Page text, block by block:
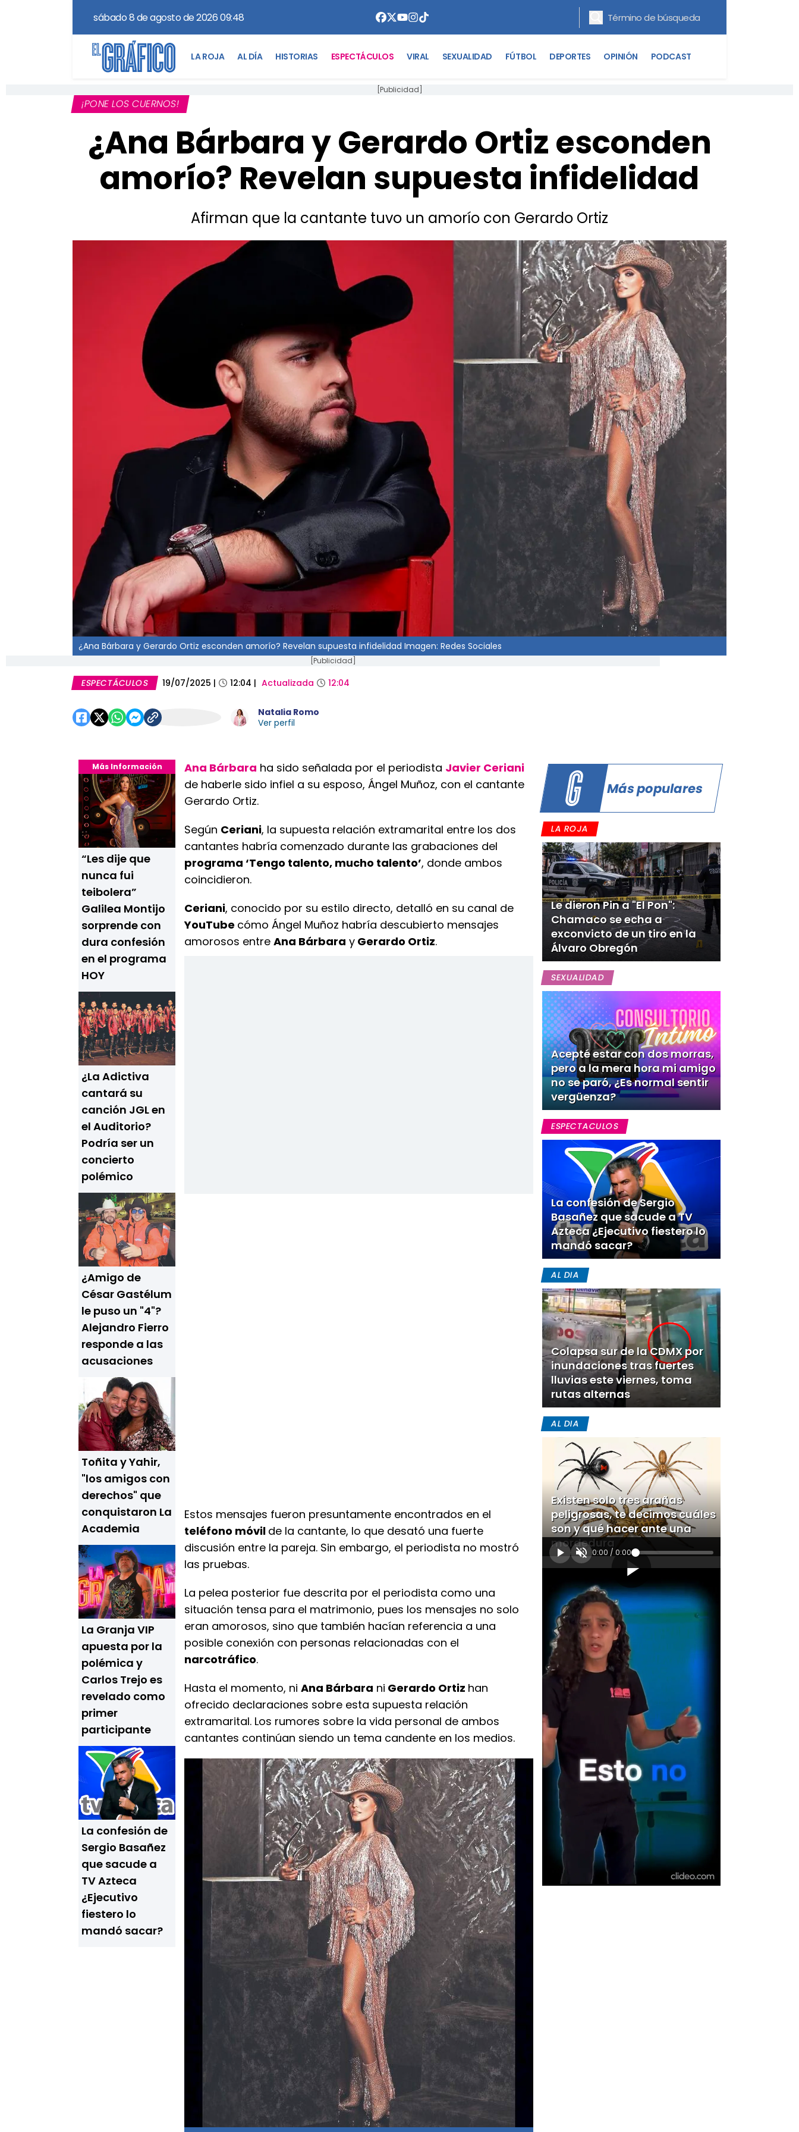
sábado 8 de agosto de 2026 09:48
LA ROJA AL DÍA HISTORIAS ESPECTÁCULOS VIRAL SEXUALIDAD FÚTBOL DEPORTES OPINIÓN PODCAST
[Publicidad]
¡PONE LOS CUERNOS!
¿Ana Bárbara y Gerardo Ortiz esconden
amorío? Revelan supuesta infidelidad
Afirman que la cantante tuvo un amorío con Gerardo Ortiz
¿Ana Bárbara y Gerardo Ortiz esconden amorío? Revelan supuesta infidelidad Imagen: Redes Sociales
[Publicidad]
ESPECTÁCULOS 19/07/2025 | 12:04 | Actualizada 12:04
Natalia Romo
Ver perfil
Más Información
“Les dije que
nunca fui
teibolera”
Galilea Montijo
sorprende con
dura confesión
en el programa
HOY
¿La Adictiva
cantará su
canción JGL en
el Auditorio?
Podría ser un
concierto
polémico
¿Amigo de
César Gastélum
le puso un "4"?
Alejandro Fierro
responde a las
acusaciones
Toñita y Yahir,
"los amigos con
derechos" que
conquistaron La
Academia
La Granja VIP
apuesta por la
polémica y
Carlos Trejo es
revelado como
primer
participante
La confesión de
Sergio Basañez
que sacude a
TV Azteca
¿Ejecutivo
fiestero lo
mandó sacar?
Ana Bárbara ha sido señalada por el periodista Javier Ceriani
de haberle sido infiel a su esposo, Ángel Muñoz, con el cantante
Gerardo Ortiz.
Según Ceriani, la supuesta relación extramarital entre los dos
cantantes habría comenzado durante las grabaciones del
programa ‘Tengo talento, mucho talento’, donde ambos
coincidieron.
Ceriani, conocido por su estilo directo, detalló en su canal de
YouTube cómo Ángel Muñoz habría descubierto mensajes
amorosos entre Ana Bárbara y Gerardo Ortiz.
Estos mensajes fueron presuntamente encontrados en el
teléfono móvil de la cantante, lo que desató una fuerte
discusión entre la pareja. Sin embargo, el periodista no mostró
las pruebas.
La pelea posterior fue descrita por el periodista como una
situación tensa para el matrimonio, pues los mensajes no solo
eran amorosos, sino que también hacían referencia a una
posible conexión con personas relacionadas con el
narcotráfico.
Hasta el momento, ni Ana Bárbara ni Gerardo Ortiz han
ofrecido declaraciones sobre esta supuesta relación
extramarital. Los rumores sobre la vida personal de ambos
cantantes continúan siendo un tema candente en los medios.
Más populares
LA ROJA
Le dieron Pin a "El Pon":
Chamaco se echa a
exconvicto de un tiro en la
Álvaro Obregón
SEXUALIDAD
Acepté estar con dos morras,
pero a la mera hora mi amigo
no se paró, ¿Es normal sentir
vergüenza?
ESPECTACULOS
La confesión de Sergio
Basañez que sacude a TV
Azteca ¿Ejecutivo fiestero lo
mandó sacar?
AL DIA
Colapsa sur de la CDMX por
inundaciones tras fuertes
lluvias este viernes, toma
rutas alternas
AL DIA
Existen solo tres arañas
peligrosas, te decimos cuáles
son y qué hacer ante una
mordedura
0:00 / 0:00
[Publicidad]